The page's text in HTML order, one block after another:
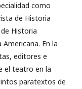
como
de Historia
Historia
En la
editores e
el teatro en la
paratextos de